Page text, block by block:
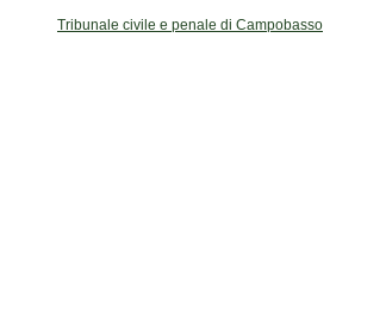
Tribunale civile e penale di Campobasso